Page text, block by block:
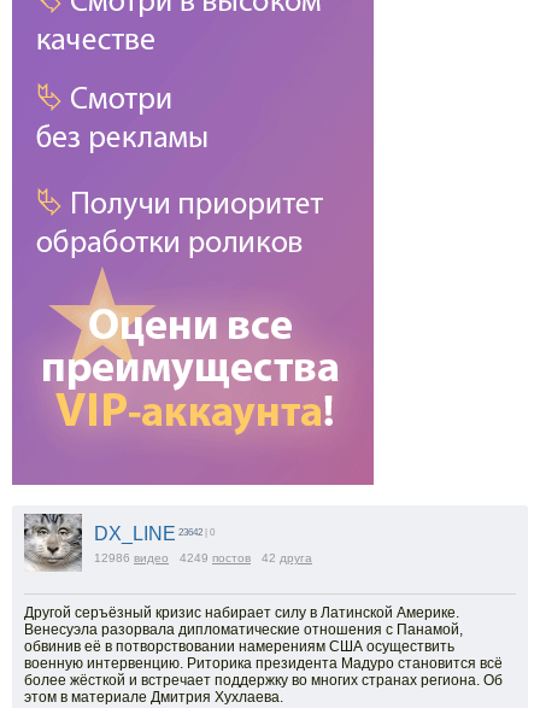
DX_LINE 23642 | 0
12986 видео 4249 постов 42 друга
Другой серъёзный кризис набирает силу в Латинской Америке.
Венесуэла разорвала дипломатические отношения с Панамой,
обвинив её в потворствовании намерениям США осуществить
военную интервенцию. Риторика президента Мадуро становится всё
более жёсткой и встречает поддержку во многих странах региона. Об
этом в материале Дмитрия Хухлаева.